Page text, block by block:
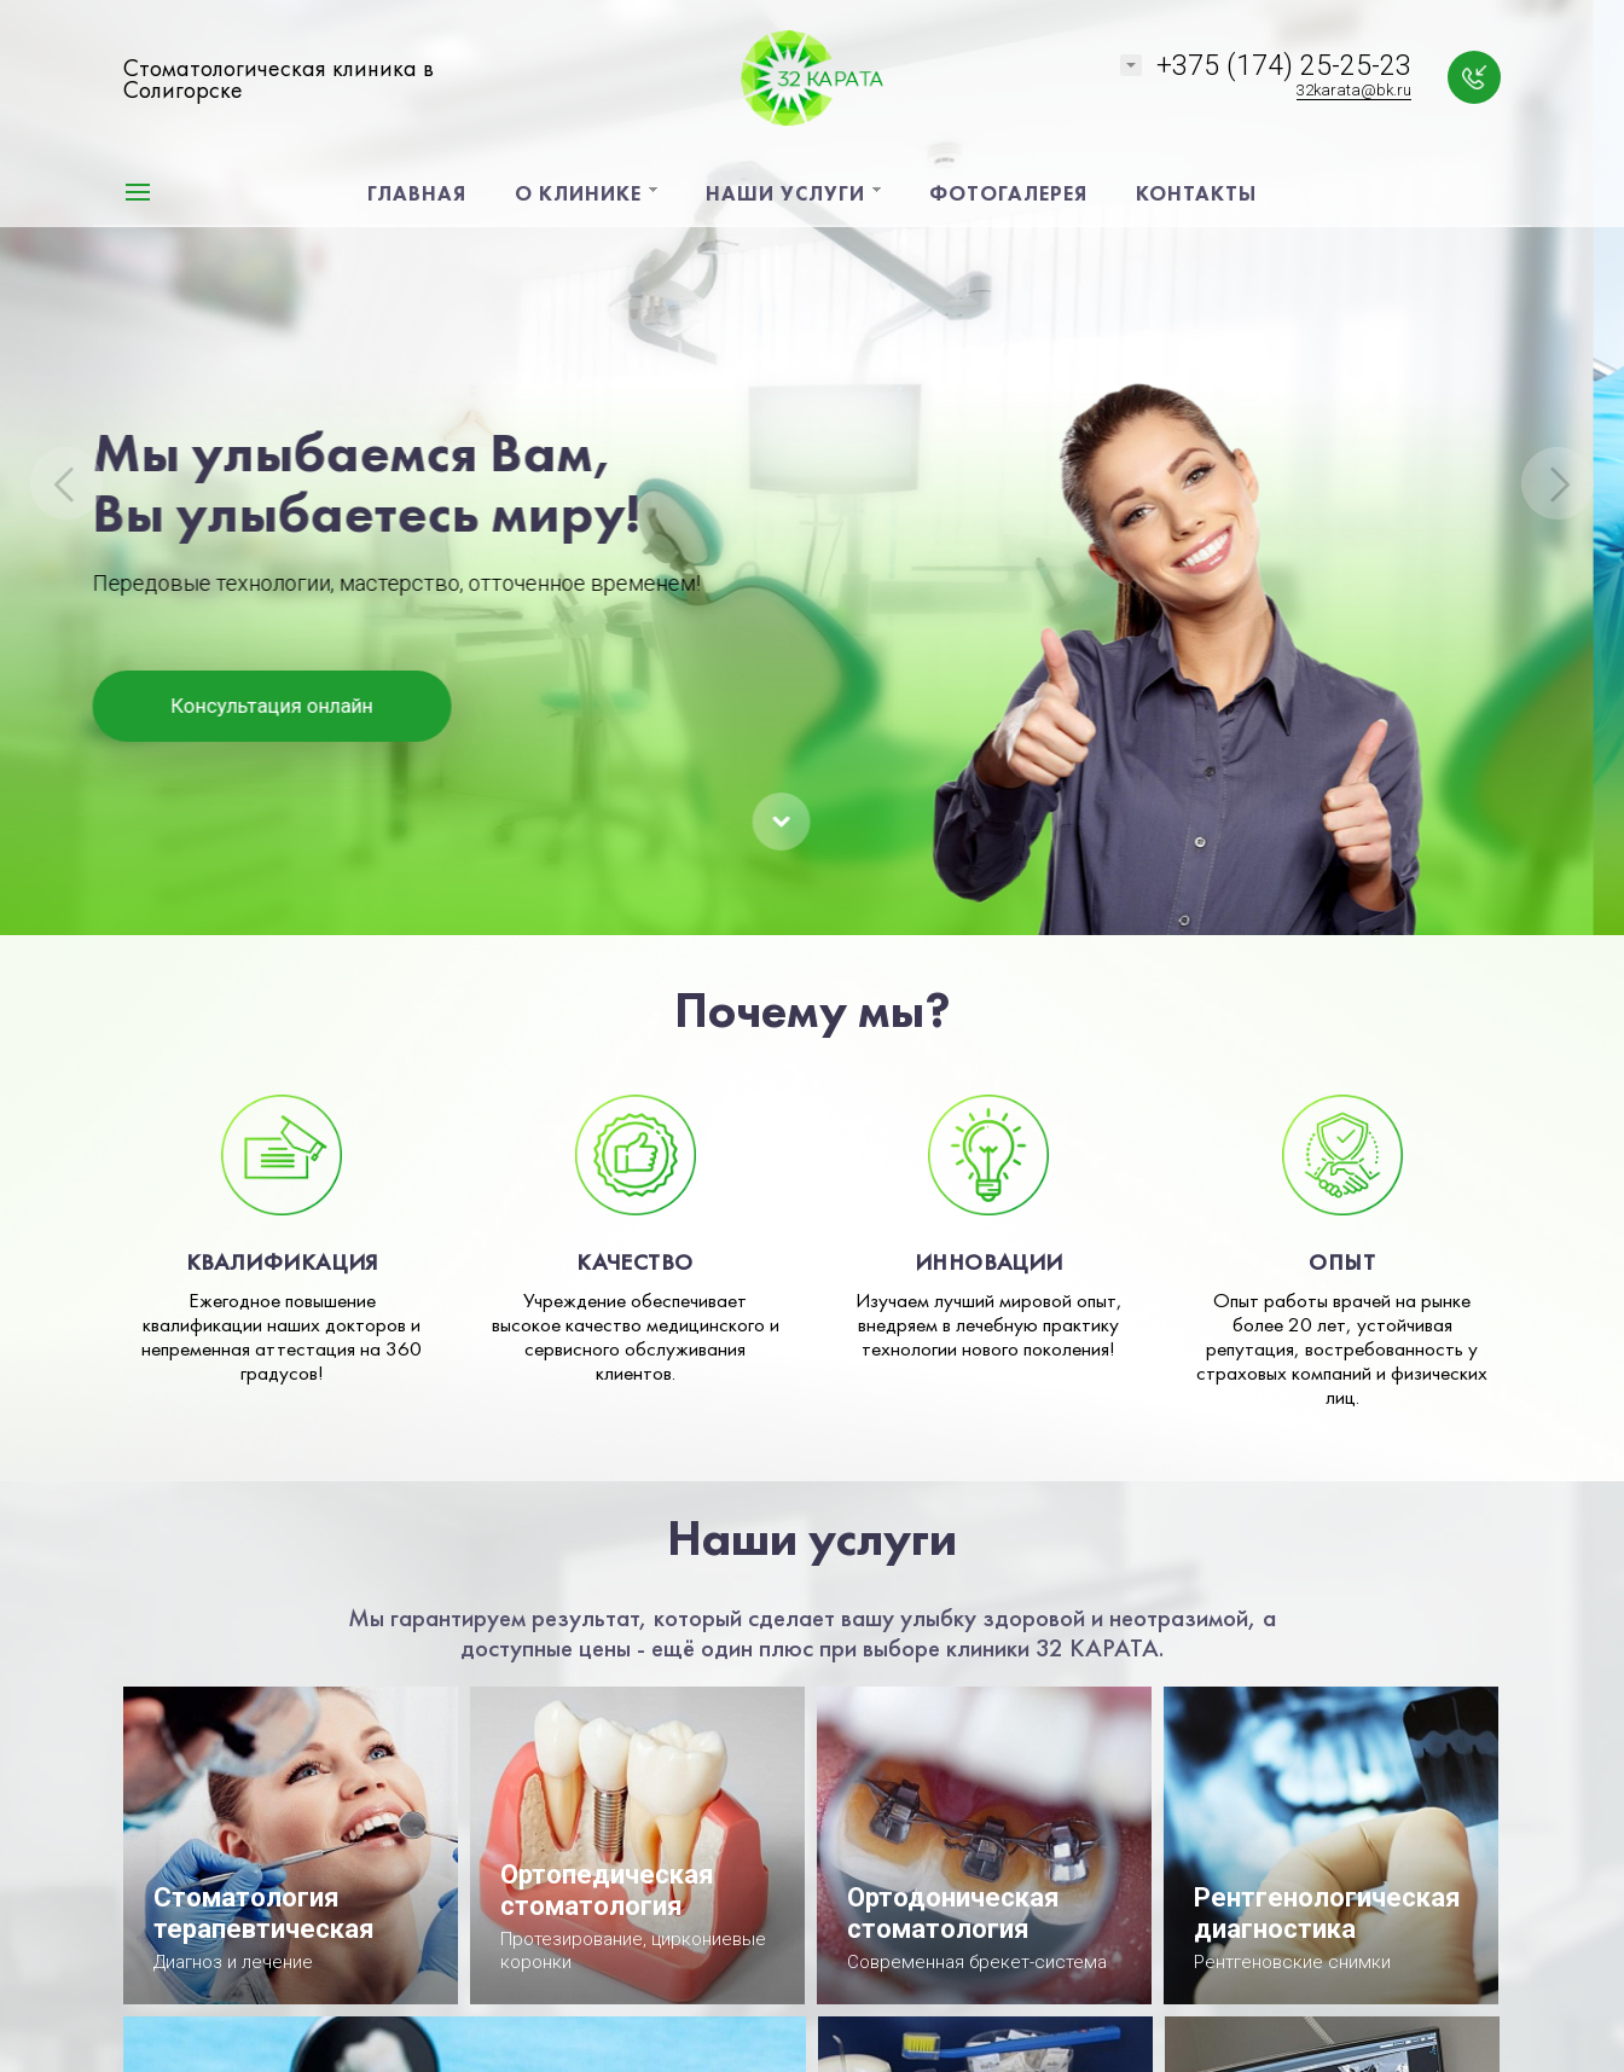
Стоматологическая клиника в
Солигорске
+375 (174) 25-25-23
32karata@bk.ru
ГЛАВНАЯ О КЛИНИКЕ НАШИ УСЛУГИ ФОТОГАЛЕРЕЯ КОНТАКТЫ
это территория здоровых
улыбок и хорошего настроения!
Почему мы?
КВАЛИФИКАЦИЯ
Ежегодное повышение
квалификации наших докторов и
непременная аттестация на 360
градусов!
КАЧЕСТВО
Учреждение обеспечивает
высокое качество медицинского и
сервисного обслуживания
клиентов.
ИННОВАЦИИ
Изучаем лучший мировой опыт,
внедряем в лечебную практику
технологии нового поколения!
ОПЫТ
Опыт работы врачей на рынке
более 20 лет, устойчивая
репутация, востребованность у
страховых компаний и физических
лиц.
Наши услуги
Мы гарантируем результат, который сделает вашу улыбку здоровой и неотразимой, а
доступные цены - ещё один плюс при выборе клиники 32 КАРАТА.
Стоматология
терапевтическая
Диагноз и лечение
Подробнее
Ортопедическая
стоматология
Протезирование, циркониевые
коронки
Ортодоническая
стоматология
Современная брекет-система
Подробнее
Рентгенологическая
диагностика
Рентгеновские снимки
Подробнее